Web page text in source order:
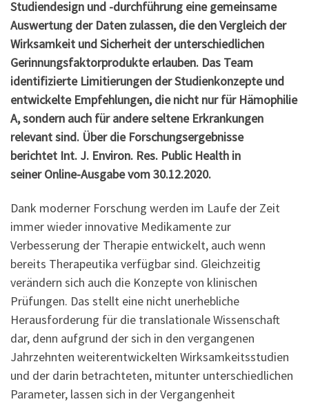
Studiendesign und -durchführung eine gemeinsame
Auswertung der Daten zulassen, die den Vergleich der
Wirksamkeit und Sicherheit der unterschiedlichen
Gerinnungsfaktorprodukte erlauben. Das Team
identifizierte Limitierungen der Studienkonzepte und
entwickelte Empfehlungen, die nicht nur für Hämophilie
A, sondern auch für andere seltene Erkrankungen
relevant sind. Über die Forschungsergebnisse
berichtet Int. J. Environ. Res. Public Health in
seiner Online-Ausgabe vom 30.12.2020.
Dank moderner Forschung werden im Laufe der Zeit
immer wieder innovative Medikamente zur
Verbesserung der Therapie entwickelt, auch wenn
bereits Therapeutika verfügbar sind. Gleichzeitig
verändern sich auch die Konzepte von klinischen
Prüfungen. Das stellt eine nicht unerhebliche
Herausforderung für die translationale Wissenschaft
dar, denn aufgrund der sich in den vergangenen
Jahrzehnten weiterentwickelten Wirksamkeitsstudien
und der darin betrachteten, mitunter unterschiedlichen
Parameter, lassen sich in der Vergangenheit